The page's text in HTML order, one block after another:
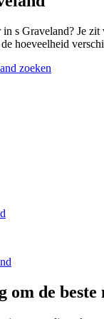
s Graveland? Je
hoeveelheid
zoeken
om de